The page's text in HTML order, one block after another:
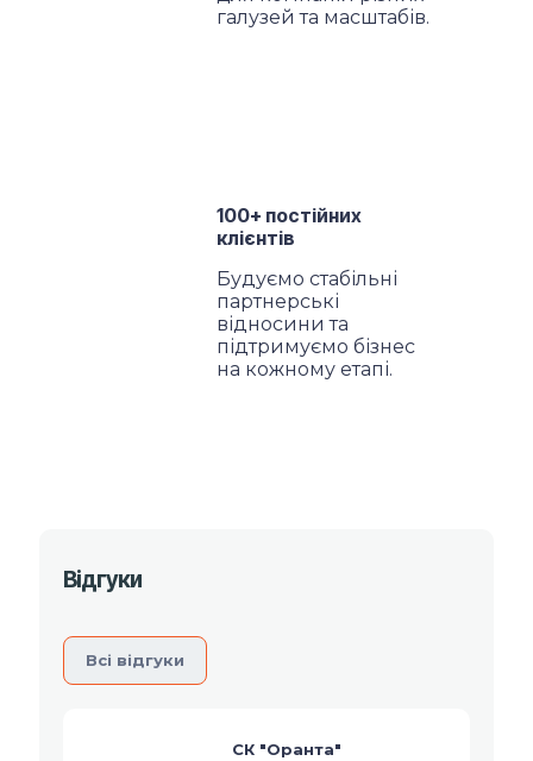
галузей та масштабів.
100+ постійних
клієнтів
Будуємо стабільні
партнерські
відносини та
підтримуємо бізнес
на кожному етапі.
Відгуки
Вcі відгуки
СК "Оранта"